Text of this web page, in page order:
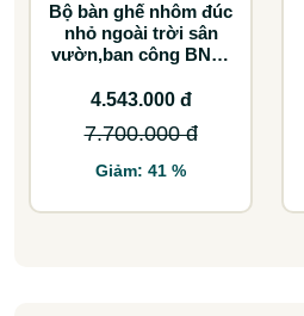
Bộ bàn ghế nhôm đúc
nhỏ ngoài trời sân
vườn,ban công BND-
4.543.000 đ
7.700.000 đ
Giảm: 41 %